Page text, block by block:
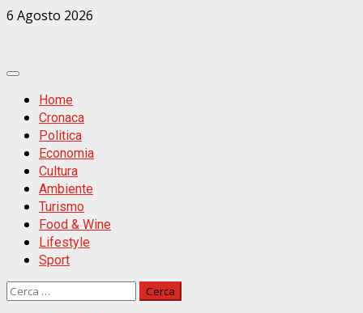
Zum
6 Agosto 2026
Primäres
MenüHome
Cronaca
Politica
Economia
Cultura
Ambiente
Turismo
Food & Wine
Lifestyle
Sport
Ricerca